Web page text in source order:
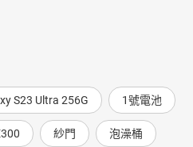
他出版的第一本個人著作。
leeyian1986
author/cEoTwTZK
articles/1020/1458/share/2
S23 Ultra 256G 1號電池
紗門 泡澡桶